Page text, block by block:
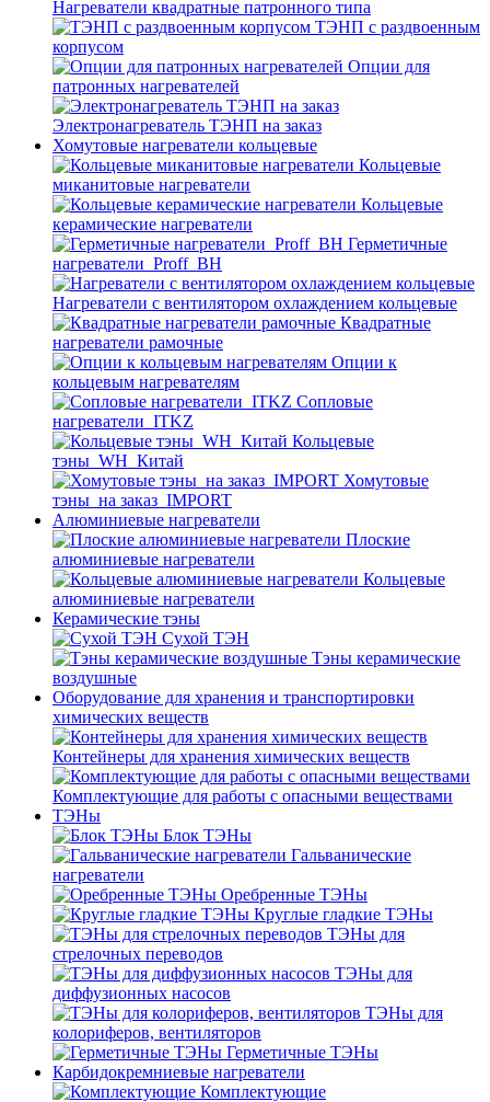
Нагреватели квадратные патронного типа
ТЭНП с раздвоенным
корпусом
Опции для
патронных нагревателей
Электронагреватель ТЭНП на заказ
Хомутовые нагреватели кольцевые
Кольцевые
миканитовые нагреватели
Кольцевые
керамические нагреватели
Герметичные
нагреватели_Proff_BH
Нагреватели с вентилятором охлаждением кольцевые
Квадратные
нагреватели рамочные
Опции к
кольцевым нагревателям
Cопловые
нагреватели_ITKZ
Кольцевые
тэны_WH_Китай
Хомутовые
тэны_на заказ_IMPORT
Алюминиевые нагреватели
Плоские
алюминиевые нагреватели
Кольцевые
алюминиевые нагреватели
Керамические тэны
Сухой ТЭН
Тэны керамические
воздушные
Оборудование для хранения и транспортировки
химических веществ
Контейнеры для хранения химических веществ
Комплектующие для работы с опасными веществами
ТЭНы
Блок ТЭНы
Гальванические
нагреватели
Оребренные ТЭНы
Круглые гладкие ТЭНы
ТЭНы для
стрелочных переводов
ТЭНы для
диффузионных насосов
ТЭНы для
колориферов, вентиляторов
Герметичные ТЭНы
Карбидокремниевые нагреватели
Комплектующие